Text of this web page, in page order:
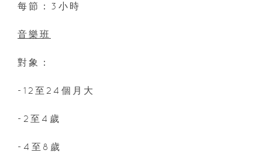
每節：3小時
音樂班
對象：
-12至24個月大
-2至4歲
-4至8歲